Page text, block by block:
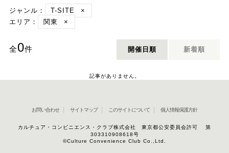
ジャンル：
T-SITE
×
エリア：
関東 ×
全0件 開催日順 新着順
記事がありません。
お問い合わせ サイトマップ このサイトについて 個人情報保護方針
カルチュア・コンビニエンス・クラブ株式会社 東京都公安委員会許可 第
303310908618号
©Culture Convenience Club Co.,Ltd.